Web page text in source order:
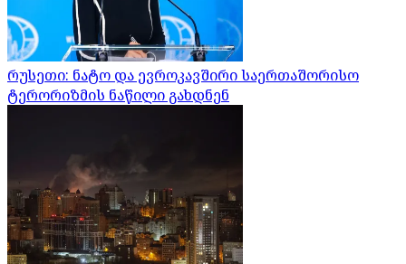
რუსეთი: ნატო და ევროკავშირი საერთაშორისო
ტერორიზმის ნაწილი გახდნენ